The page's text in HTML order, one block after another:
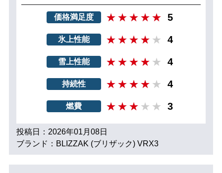
価格満足度 5
氷上性能 4
雪上性能 4
持続性 4
燃費 3
投稿日：2026年01月08日
ブランド：BLIZZAK (ブリザック) VRX3